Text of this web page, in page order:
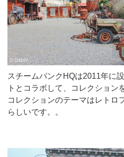
スチームパンクHQは2011年に
トとコラボして、コレクション
コレクションのテーマはレトロ
らしいです。。